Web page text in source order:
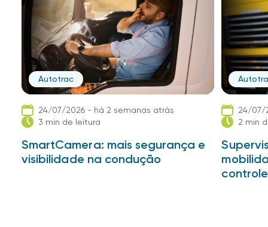
Autotrac
24/07/2026 - há 2 semanas atrás
3 min de leitura
SmartCamera: mais segurança e
visibilidade na condução
24/07/
2 min